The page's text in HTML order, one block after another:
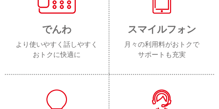
でんわ
より使いやすく話しやすく
おトクに快適に
スマイルフォン
月々の利用料がおトクで
サポートも充実